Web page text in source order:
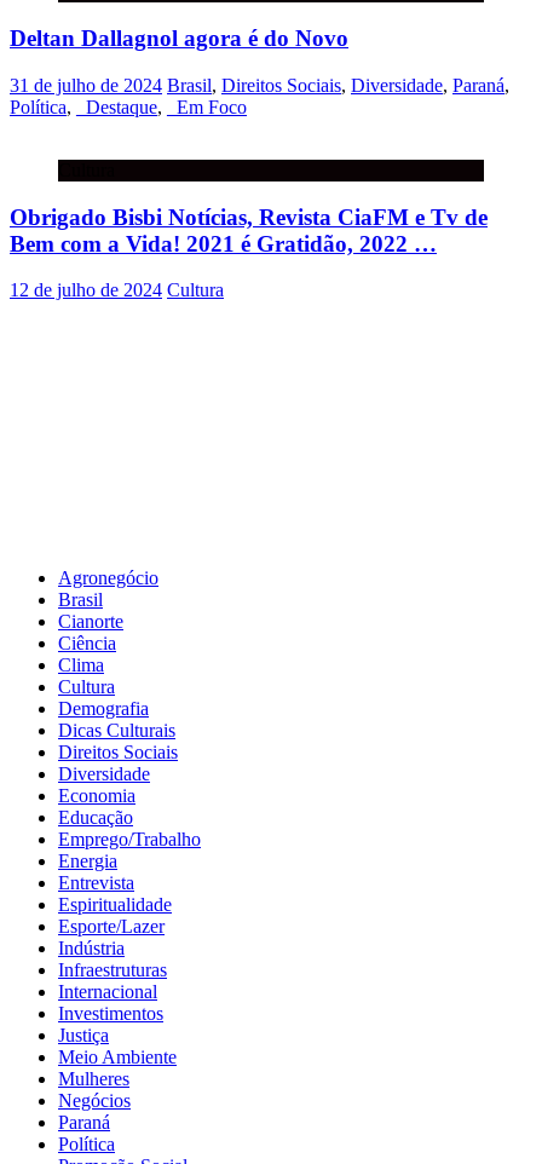
Deltan Dallagnol agora é do Novo
31 de julho de 2024 Brasil, Direitos Sociais, Diversidade, Paraná,
Política, _Destaque, _Em Foco
Obrigado Bisbi Notícias, Revista CiaFM e Tv de
Bem com a Vida! 2021 é Gratidão, 2022 …
12 de julho de 2024 Cultura
Agronegócio
Brasil
Cianorte
Ciência
Clima
Cultura
Demografia
Dicas Culturais
Direitos Sociais
Diversidade
Economia
Educação
Emprego/Trabalho
Energia
Entrevista
Espiritualidade
Esporte/Lazer
Indústria
Infraestruturas
Internacional
Investimentos
Justiça
Meio Ambiente
Mulheres
Negócios
Paraná
Política